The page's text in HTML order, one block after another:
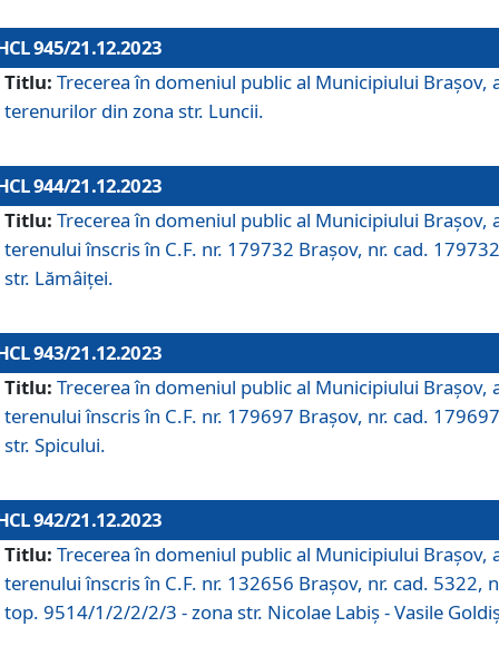
945/21.12.2023
Titlu: Trecerea în domeniul public al Municipiului Braşov,
terenurilor din zona str. Luncii.
944/21.12.2023
Titlu: Trecerea în domeniul public al Municipiului Braşov,
terenului înscris în C.F. nr. 179732 Brașov, nr. cad.
str. Lămâiței.
943/21.12.2023
Titlu: Trecerea în domeniul public al Municipiului Braşov,
terenului înscris în C.F. nr. 179697 Brașov, nr. cad.
str. Spicului.
942/21.12.2023
Titlu: Trecerea în domeniul public al Municipiului Braşov,
terenului înscris în C.F. nr. 132656 Brașov, nr. cad. 5322,
top. 9514/1/2/2/2/3 - zona str. Nicolae Labiș - Vasile